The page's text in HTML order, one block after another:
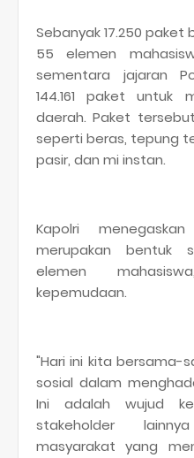
Sebanyak 17.250 paket
55 elemen
sementara jajaran
144.161 paket untuk
daerah. Paket
seperti beras, tepung
pasir, dan mi instan.
Kapolri
merupakan bentuk
elemen
kepemudaan.
"Hari ini kita bersama-
sosial dalam
Ini adalah wujud
stakeholder
masyarakat yang